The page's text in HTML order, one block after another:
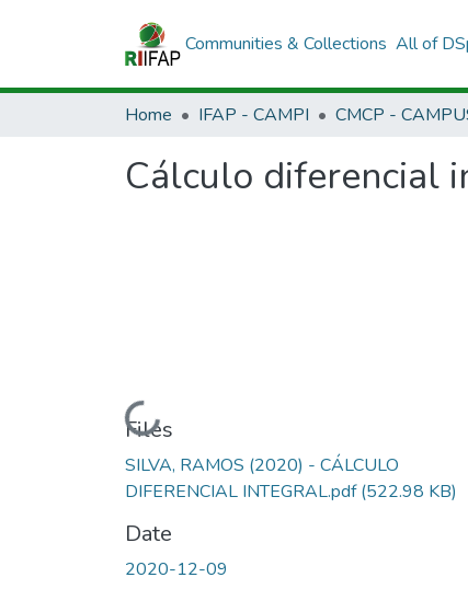
Communities & Collections All of
Home IFAP - CAMPI
Cálculo diferencial
Loading...
Files
SILVA, RAMOS (2020) - CÁLCULO
DIFERENCIAL INTEGRAL.pdf(522.98 KB)
Date
2020-12-09